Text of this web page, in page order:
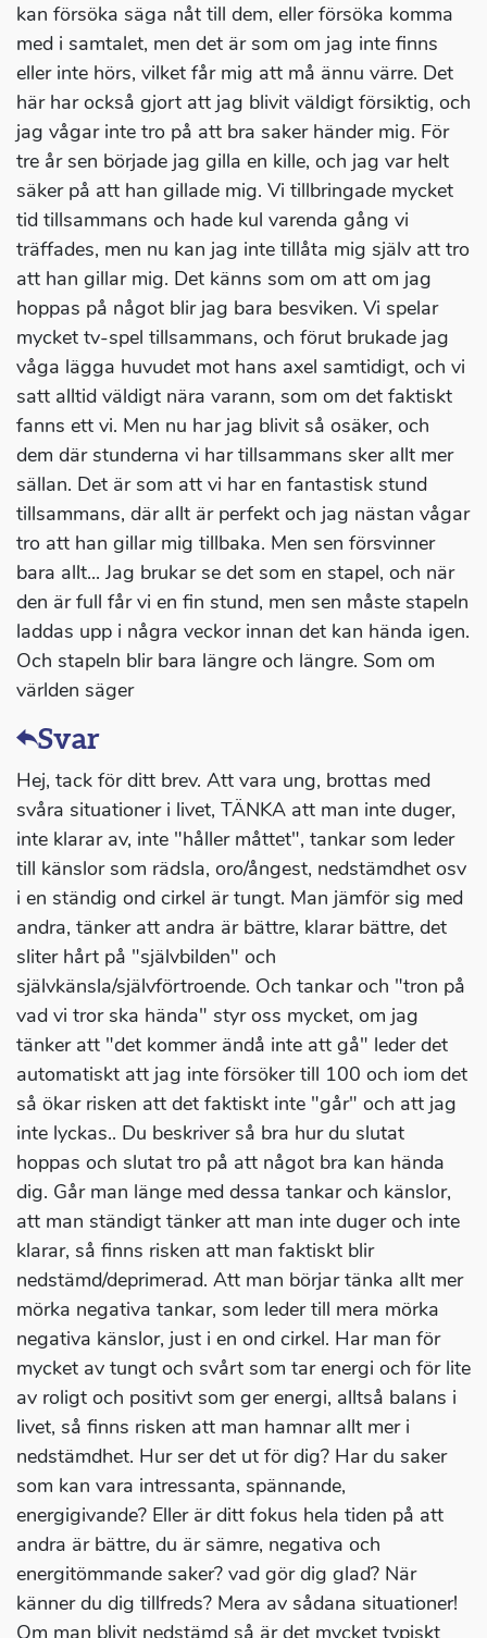
kan försöka säga nåt till dem, eller försöka komma
med i samtalet, men det är som om jag inte finns
eller inte hörs, vilket får mig att må ännu värre. Det
här har också gjort att jag blivit väldigt försiktig, och
jag vågar inte tro på att bra saker händer mig. För
tre år sen började jag gilla en kille, och jag var helt
säker på att han gillade mig. Vi tillbringade mycket
tid tillsammans och hade kul varenda gång vi
träffades, men nu kan jag inte tillåta mig själv att tro
att han gillar mig. Det känns som om att om jag
hoppas på något blir jag bara besviken. Vi spelar
mycket tv-spel tillsammans, och förut brukade jag
våga lägga huvudet mot hans axel samtidigt, och vi
satt alltid väldigt nära varann, som om det faktiskt
fanns ett vi. Men nu har jag blivit så osäker, och
dem där stunderna vi har tillsammans sker allt mer
sällan. Det är som att vi har en fantastisk stund
tillsammans, där allt är perfekt och jag nästan vågar
tro att han gillar mig tillbaka. Men sen försvinner
bara allt... Jag brukar se det som en stapel, och när
den är full får vi en fin stund, men sen måste stapeln
laddas upp i några veckor innan det kan hända igen.
Och stapeln blir bara längre och längre. Som om
världen säger
Svar
Hej, tack för ditt brev. Att vara ung, brottas med
svåra situationer i livet, TÄNKA att man inte duger,
inte klarar av, inte "håller måttet", tankar som leder
till känslor som rädsla, oro/ångest, nedstämdhet osv
i en ständig ond cirkel är tungt. Man jämför sig med
andra, tänker att andra är bättre, klarar bättre, det
sliter hårt på "självbilden" och
självkänsla/självförtroende. Och tankar och "tron på
vad vi tror ska hända" styr oss mycket, om jag
tänker att "det kommer ändå inte att gå" leder det
automatiskt att jag inte försöker till 100 och iom det
så ökar risken att det faktiskt inte "går" och att jag
inte lyckas.. Du beskriver så bra hur du slutat
hoppas och slutat tro på att något bra kan hända
dig. Går man länge med dessa tankar och känslor,
att man ständigt tänker att man inte duger och inte
klarar, så finns risken att man faktiskt blir
nedstämd/deprimerad. Att man börjar tänka allt mer
mörka negativa tankar, som leder till mera mörka
negativa känslor, just i en ond cirkel. Har man för
mycket av tungt och svårt som tar energi och för lite
av roligt och positivt som ger energi, alltså balans i
livet, så finns risken att man hamnar allt mer i
nedstämdhet. Hur ser det ut för dig? Har du saker
som kan vara intressanta, spännande,
energigivande? Eller är ditt fokus hela tiden på att
andra är bättre, du är sämre, negativa och
energitömmande saker? vad gör dig glad? När
känner du dig tillfreds? Mera av sådana situationer!
Om man blivit nedstämd så är det mycket typiskt